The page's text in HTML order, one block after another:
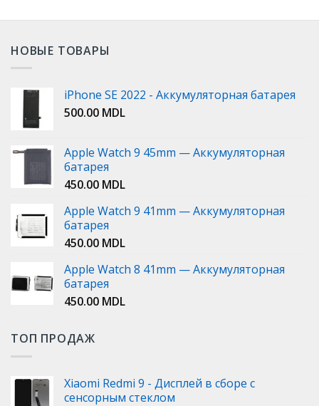
НОВЫЕ ТОВАРЫ
iPhone SE 2022 - Аккумуляторная батарея
500.00 MDL
Apple Watch 9 45mm — Аккумуляторная
батарея
450.00 MDL
Apple Watch 9 41mm — Аккумуляторная
батарея
450.00 MDL
Apple Watch 8 41mm — Аккумуляторная
батарея
450.00 MDL
ТОП ПРОДАЖ
Xiaomi Redmi 9 - Дисплей в сборе с
сенсорным стеклом